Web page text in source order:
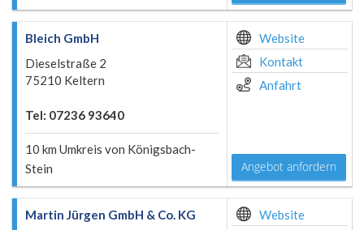
Bleich GmbH
Dieselstraße 2
75210 Keltern
Tel: 07236 93640
10 km Umkreis von Königsbach-
Stein
Website
Kontakt
Anfahrt
Angebot anfordern
Martin Jürgen GmbH & Co. KG
Website